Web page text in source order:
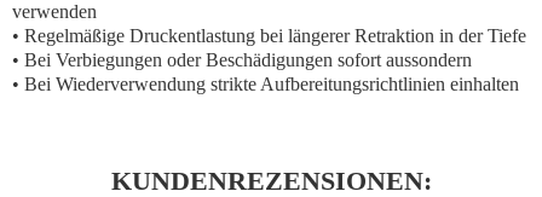
verwenden
• Regelmäßige Druckentlastung bei längerer Retraktion in der Tiefe
• Bei Verbiegungen oder Beschädigungen sofort aussondern
• Bei Wiederverwendung strikte Aufbereitungsrichtlinien einhalten
KUNDENREZENSIONEN: